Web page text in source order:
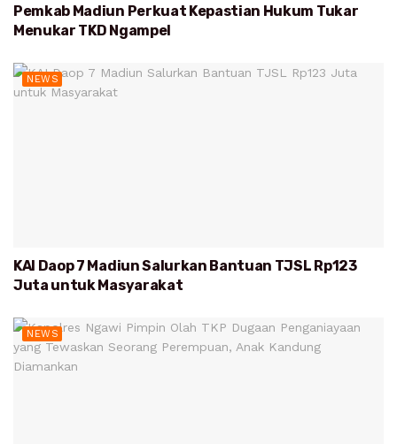
Pemkab Madiun Perkuat Kepastian Hukum Tukar
Menukar TKD Ngampel
NEWS
KAI Daop 7 Madiun Salurkan Bantuan TJSL Rp123
Juta untuk Masyarakat
NEWS